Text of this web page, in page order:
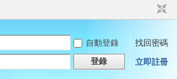
自動登錄
找回密碼
登錄 立即註冊